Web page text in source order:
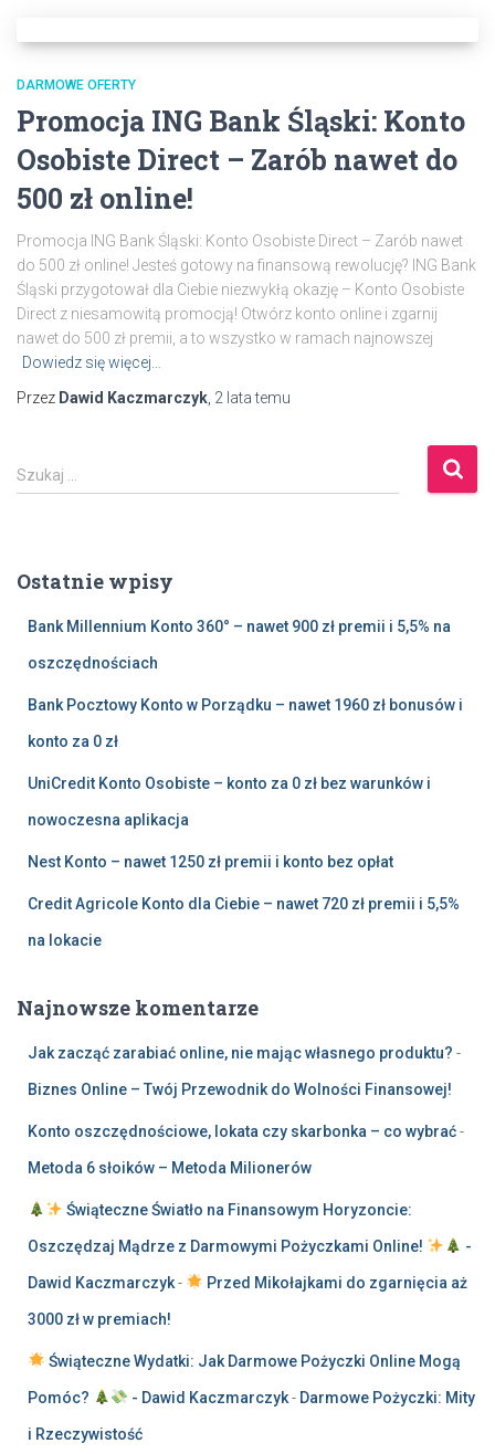
DARMOWE OFERTY
Promocja ING Bank Śląski: Konto
Osobiste Direct – Zarób nawet do
500 zł online!
Promocja ING Bank Śląski: Konto Osobiste Direct – Zarób nawet
do 500 zł online! Jesteś gotowy na finansową rewolucję? ING Bank
Śląski przygotował dla Ciebie niezwykłą okazję – Konto Osobiste
Direct z niesamowitą promocją! Otwórz konto online i zgarnij
nawet do 500 zł premii, a to wszystko w ramach najnowszej
Dowiedz się więcej…
Przez Dawid Kaczmarczyk 2 latatemu
S
z
j
Szukaj …
Ostatnie wpisy
Bank Millennium Konto 360° – nawet 900 zł premii i 5,5% na
oszczędnościach
Bank Pocztowy Konto w Porządku – nawet 1960 zł bonusów i
konto za 0 zł
UniCredit Konto Osobiste – konto za 0 zł bez warunków i
nowoczesna aplikacja
Nest Konto – nawet 1250 zł premii i konto bez opłat
Credit Agricole Konto dla Ciebie – nawet 720 zł premii i 5,5%
na lokacie
Najnowsze komentarze
Jak zacząć zarabiać online, nie mając własnego produktu? -
Biznes Online – Twój Przewodnik do Wolności Finansowej!
Konto oszczędnościowe, lokata czy skarbonka – co wybrać-
Metoda 6 słoików – Metoda Milionerów
Świąteczne Światło na Finansowym Horyzoncie:
Oszczędzaj Mądrze z Darmowymi Pożyczkami Online! -
Dawid Kaczmarczyk- Przed Mikołajkami do zgarnięcia aż
3000 zł w premiach!
Świąteczne Wydatki: Jak Darmowe Pożyczki Online Mogą
Pomóc? - Dawid Kaczmarczyk- Darmowe Pożyczki: Mity
i Rzeczywistość